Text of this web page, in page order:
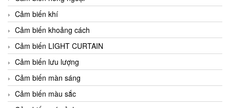
Cảm biến khí
Cảm biến khoảng cách
Cảm biến LIGHT CURTAIN
Cảm biến lưu lượng
Cảm biến màn sáng
Cảm biến màu sắc